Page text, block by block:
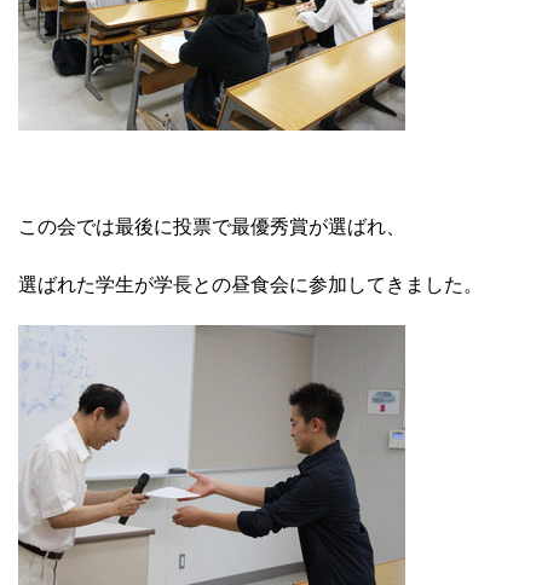
この会では最後に投票で最優秀賞が選ばれ、
選ばれた学生が学長との昼食会に参加してきました。